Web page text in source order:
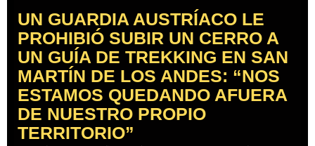
UN GUARDIA AUSTRÍACO LE
PROHIBIÓ SUBIR UN CERRO A
UN GUÍA DE TREKKING EN SAN
MARTÍN DE LOS ANDES: “NOS
ESTAMOS QUEDANDO AFUERA
DE NUESTRO PROPIO
TERRITORIO”